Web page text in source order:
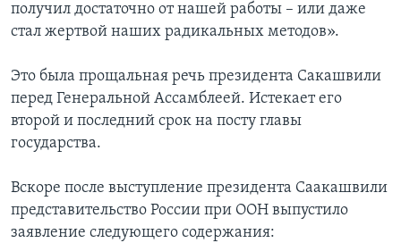
получил достаточно от нашей работы – или даже
стал жертвой наших радикальных методов».
Это была прощальная речь президента Сакашвили
перед Генеральной Ассамблеей. Истекает его
второй и последний срок на посту главы
государства.
Вскоре после выступление президента Саакашвили
представительство России при ООН выпустило
заявление следующего содержания: